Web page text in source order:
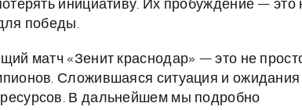
инициативу. Их пробуждение — это
победы.
матч «Зенит краснодар» — это не
Сложившаяся ситуация и ожидания
В дальнейшем мы подробно